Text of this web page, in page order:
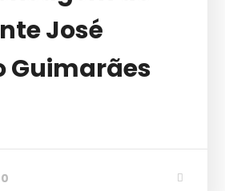
José
Guimarães
0